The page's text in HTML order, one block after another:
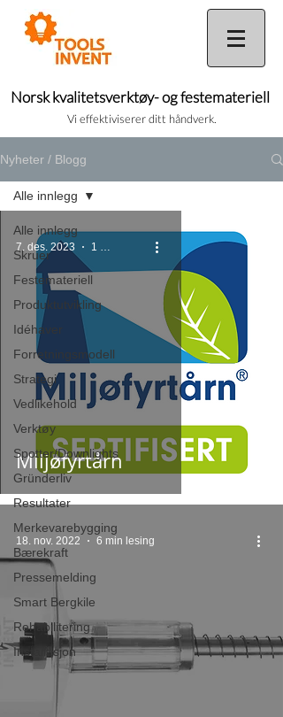
Norsk kvalitetsverktøy- og festemateriell
Vi effektiviserer ditt håndverk.
Nyheter / Blogg
Alle innlegg
Skruer
Festemateriell
Produktutvikling
Idéhaver
Forretningsmodell
Strategi
Vedlikehold
Verktøy
Spotter/Downlights
Gründerliv
Resultater
Merkevarebygging
Bærekraft
Pressemelding
Smart Bergkile
Rehabilitering
Installasjon
Alle innlegg
Miljøfyrtårn
7. des. 2023 1 min lesing
18. nov. 2022 6 min lesing